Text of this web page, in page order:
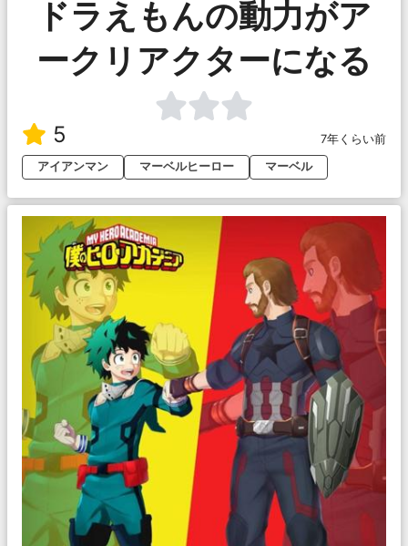
ドラえもんの動力がア
ークリアクターになる
5
7年くらい前
アイアンマン
マーベルヒーロー マーベル